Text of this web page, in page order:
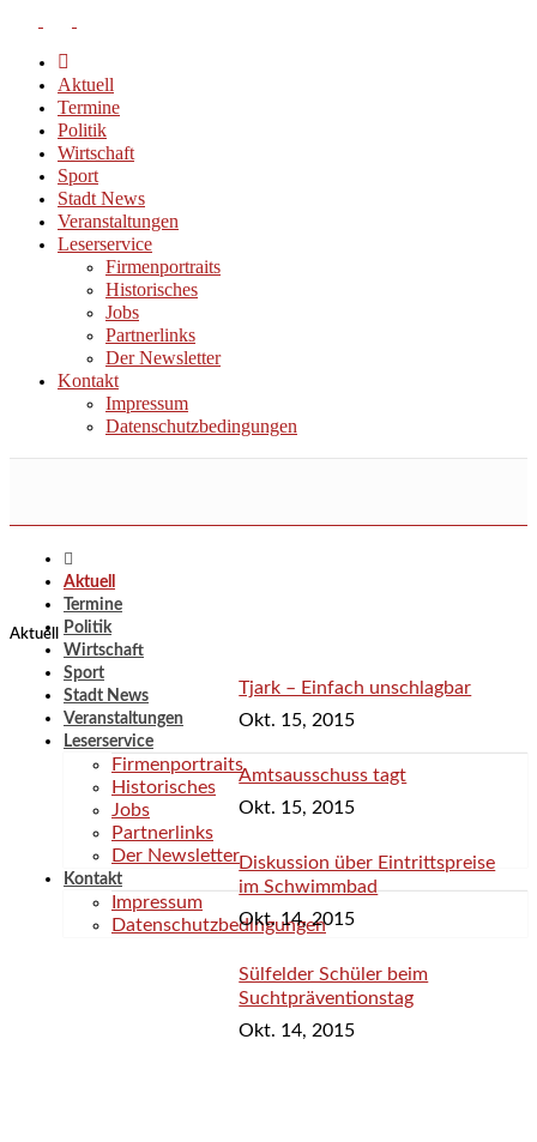
Aktuell
Termine
Politik
Wirtschaft
Sport
Stadt News
Veranstaltungen
Leserservice
Firmenportraits
Historisches
Jobs
Partnerlinks
Der Newsletter
Kontakt
Impressum
Datenschutzbedingungen
Aktuell
Termine
Politik
Wirtschaft
Sport
Stadt News
Veranstaltungen
Leserservice
Firmenportraits
Historisches
Jobs
Partnerlinks
Der Newsletter
Kontakt
Impressum
Datenschutzbedingungen
Aktuell
Tjark – Einfach unschlagbar
Okt. 15, 2015
Amtsausschuss tagt
Okt. 15, 2015
Diskussion über Eintrittspreise
im Schwimmbad
Okt. 14, 2015
Sülfelder Schüler beim
Suchtpräventionstag
Okt. 14, 2015